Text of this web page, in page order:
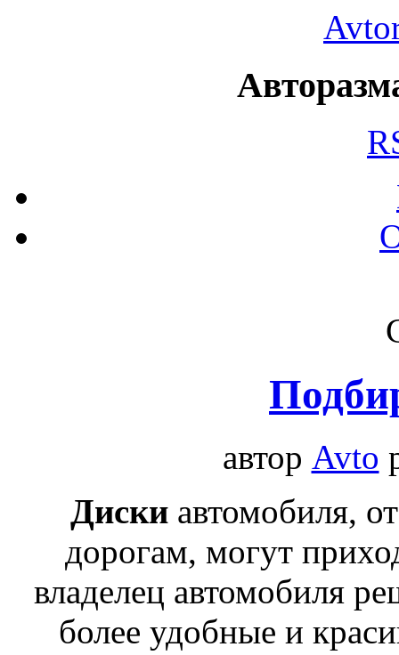
автор Avto
Диски автомобиля,
дорогам, могут
владелец автомобиля
более удобные и